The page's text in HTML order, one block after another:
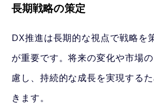
長期戦略の策定
DX推進は長期的な視点で戦略を
が重要です。将来の変化や市場
慮し、持続的な成長を実現する
きます。